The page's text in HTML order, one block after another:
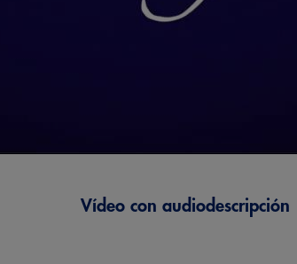
Vídeo con audiodescripción